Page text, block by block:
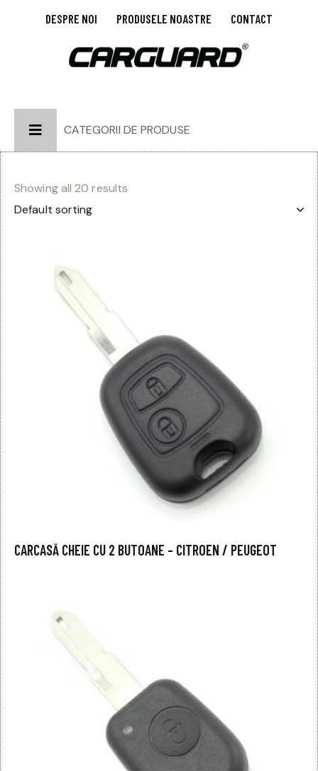
DESPRE NOI PRODUSELE NOASTRE CONTACT
CATEGORII DE PRODUSE
Showing all 20 results
CARCASĂ CHEIE CU 2 BUTOANE – CITROEN / PEUGEOT